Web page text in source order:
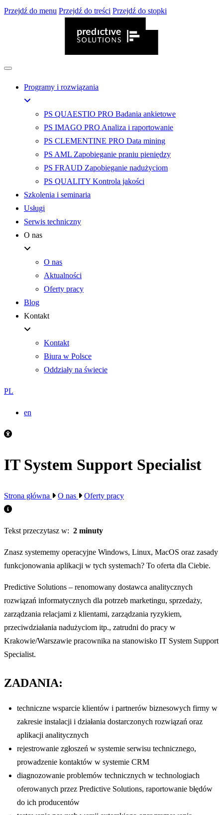
Przejdź do menu Przejdź do treści Przejdź do stopki
Programy i rozwiązania
PS QUAESTIO PRO Badania ankietowe
PS IMAGO PRO Analiza i raportowanie
PS CLEMENTINE PRO Data mining
PS AML Zapobieganie praniu pieniędzy
PS FRAUD Zapobieganie nadużyciom
PS QUALITY Kontrola jakości
Szkolenia i seminaria
Usługi
Serwis techniczny
O nas
O nas
Aktualności
Oferty pracy
Blog
Kontakt
Kontakt
Biura w Polsce
Oddziały na świecie
PL
en
IT System Support Specialist
Strona główna O nas Oferty pracy
Tekst przeczytasz w: 2 minuty
Znasz systememy operacyjne Windows, Linux, MacOS oraz zasady
funkcjonowania aplikacji w tych systemach? To oferta dla Ciebie.
Predictive Solutions – renomowany dostawca analitycznych
rozwiązań informatycznych dla potrzeb marketingu, sprzedaży,
zarządzania relacjami z klientami, zarządzania ryzykiem,
przeciwdziałania nadużyciom itp., zatrudni do pracy w
Krakowie/Warszawie pracownika na stanowisko IT System Support
Specialist.
ZADANIA:
techniczne wsparcie klientów i partnerów biznesowych firmy w
zakresie instalacji i działania dostarczonych rozwiązań oraz
aplikacji analitycznych
rejestrowanie zgłoszeń w systemie serwisu technicznego,
prowadzenie kontaktów w systemie CRM
diagnozowanie problemów technicznych w technologiach
oferowanych przez Predictive Solutions, raportowanie błędów
do ich producentów